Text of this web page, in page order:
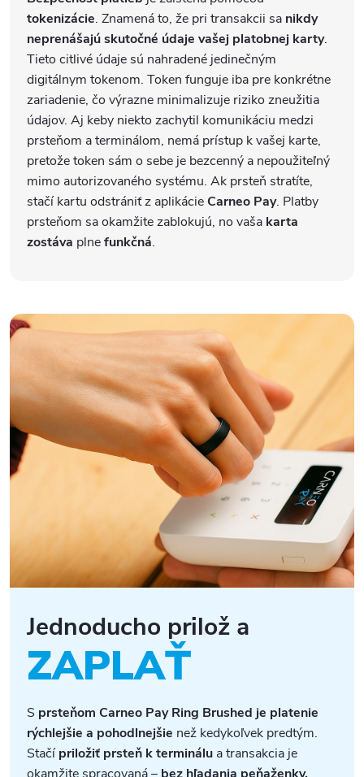
tokenizácie. Znamená to, že pri transakcii sa nikdy
neprenášajú skutočné údaje vašej platobnej karty.
Tieto citlivé údaje sú nahradené jedinečným
digitálnym tokenom. Token funguje iba pre konkrétne
zariadenie, čo výrazne minimalizuje riziko zneužitia
údajov. Aj keby niekto zachytil komunikáciu medzi
prsteňom a terminálom, nemá prístup k vašej karte,
pretože token sám o sebe je bezcenný a nepoužiteľný
mimo autorizovaného systému. Ak prsteň stratíte,
stačí kartu odstrániť z aplikácieCarneo Pay. Platby
prsteňom sa okamžite zablokujú, no vaša karta
zostáva plnefunkčná.
Jednoducho prilož a
ZAPLAŤ
S prsteňom Carneo Pay Ring Brushed je platenie
rýchlejšie a pohodlnejšie než kedykoľvek predtým.
Stačípriložiť prsteň k terminálu a transakcia je